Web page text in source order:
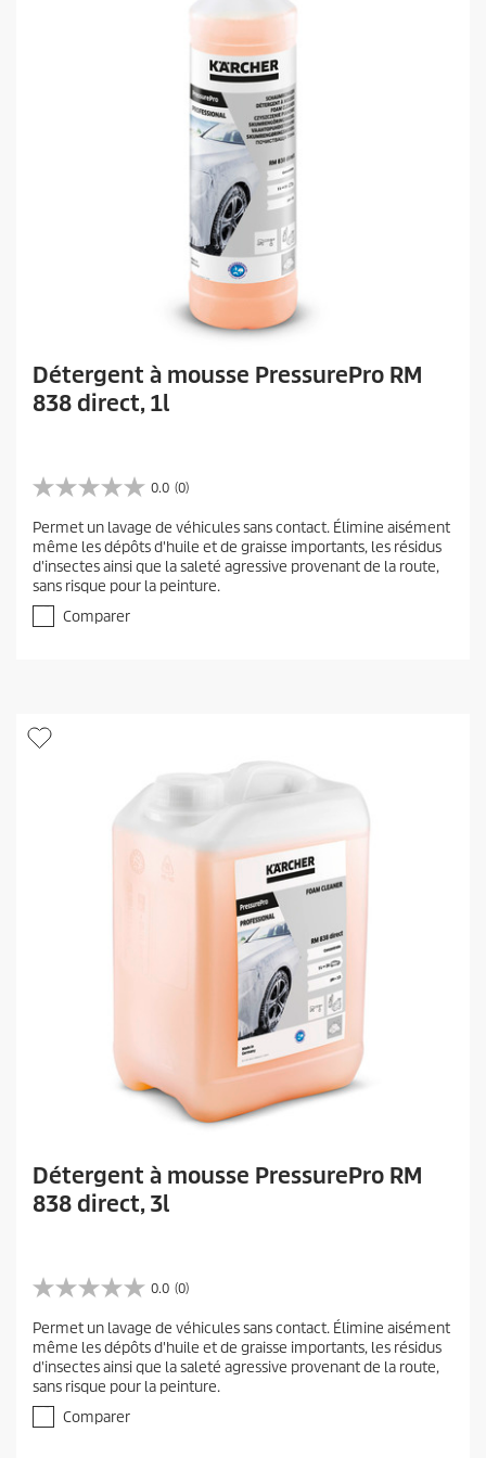
Détergent à mousse PressurePro RM
838 direct, 1l
0.0 (0)
0
0
s
u
r
é
e
s
Permet un lavage de véhicules sans contact. Élimine aisément
même les dépôts d'huile et de graisse importants, les résidus
d'insectes ainsi que la saleté agressive provenant de la route,
sans risque pour la peinture.
Comparer
Détergent à mousse PressurePro RM
838 direct, 3l
0.0 (0)
0
0
s
u
r
é
Permet un lavage de véhicules sans contact. Élimine aisément
même les dépôts d'huile et de graisse importants, les résidus
d'insectes ainsi que la saleté agressive provenant de la route,
sans risque pour la peinture.
Comparer